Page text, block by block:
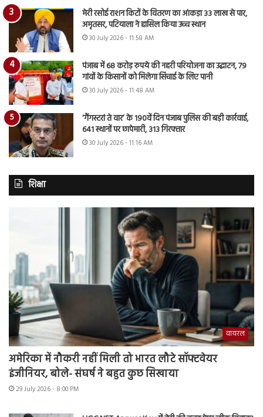
मेरी रसोई राशन किटों के वितरण का आंकड़ा 33 लाख से पार,
अमृतसर, पटियाला ने हासिल किया उच्च स्थान
30 July 2026 - 11:58 AM
पंजाब में 68 करोड़ रुपये की नहरी परियोजना का उद्घाटन, 79
गांवों के किसानों को मिलेगा सिंचाई के लिए पानी
30 July 2026 - 11:48 AM
‘गैंगस्टरां ते वार’ के 190वें दिन पंजाब पुलिस की बड़ी कार्रवाई,
641 स्थानों पर छापेमारी, 313 गिरफ्तार
30 July 2026 - 11:16 AM
शिक्षा
वायरल
अमेरिका में नौकरी नहीं मिली तो भारत लौटे सॉफ्टवेयर
इंजीनियर, बोले- संघर्ष ने बहुत कुछ सिखाया
29 July 2026 - 8:00 PM